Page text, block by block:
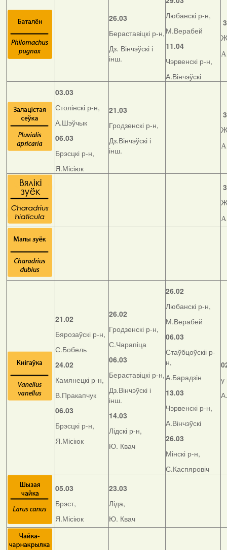
26.03
Бераставіцкі р-н,
Дз. Вінчэўскі і
інш.
Любанскі р-н,
М.Верабей
11.04
Чэрвенскі р-н,
А.Вінчэўскі
03.03
Столінскі р-н,
А.Шэўчык
06.03
Брэсцкі р-н,
Я.Місіюк
21.03
Гродзенскі р-н,
Дз.Вінчэўскі і
інш.
21.02
Бярозаўскі р-н,
С.Бобель
24.02
Камянецкі р-н,
В.Пракапчук
06.03
Брэсцкі р-н,
Я.Місіюк
26.02
Гродзенскі р-н,
С.Чарапіца
06.03
Бераставіцкі р-н,
Дз.Вінчэўскі і
інш.
14.03
Лідскі р-н,
Ю. Квач
26.02
Любанскі р-н,
М.Верабей
06.03
Стаўбцоўскіі р-
н,
А.Барадзін
13.03
Чэрвенскі р-н,
А.Вінчэўскі
26.03
Мінскі р-н,
С.Каспяровіч
у
05.03
Брэст,
Я.Місіюк
23.03
Ліда,
Ю. Квач